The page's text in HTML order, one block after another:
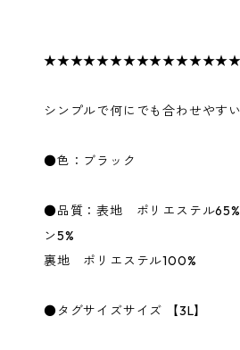
シンプルで何にでも合わせやす
●色：ブラック
●品質：表地 ポリエステル
ン5%
裏地 ポリエステル100%
●タグサイズサイズ 【3L】